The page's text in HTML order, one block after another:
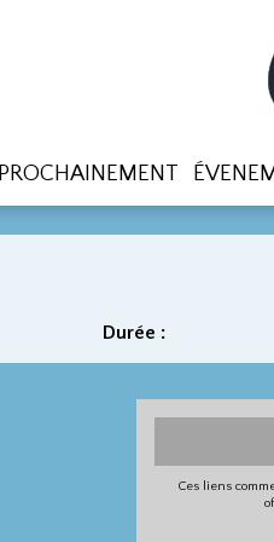
PROCHAINEMENT
Durée :
Ces liens